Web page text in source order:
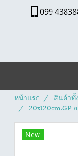
099
หน้าแรก สินค้าทั้
20x120cm.GP
New